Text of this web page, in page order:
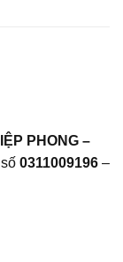
PHONG –
0311009196 –